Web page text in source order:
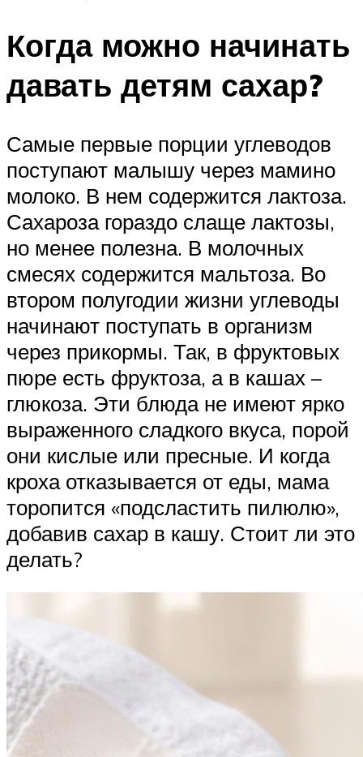
Когда можно начинать
давать детям сахар?
Самые первые порции углеводов
поступают малышу через мамино
молоко. В нем содержится лактоза.
Сахароза гораздо слаще лактозы,
но менее полезна. В молочных
смесях содержится мальтоза. Во
втором полугодии жизни углеводы
начинают поступать в организм
через прикормы. Так, в фруктовых
пюре есть фруктоза, а в кашах –
глюкоза. Эти блюда не имеют ярко
выраженного сладкого вкуса, порой
они кислые или пресные. И когда
кроха отказывается от еды, мама
торопится «подсластить пилюлю»,
добавив сахар в кашу. Стоит ли это
делать?